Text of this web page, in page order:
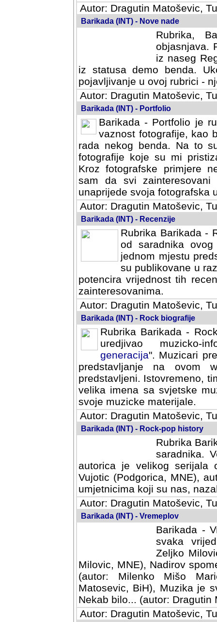
Autor: Dragutin Matoševic,
Barikada (INT) - Nove nade
Rubrika,
objasnjava.
iz naseg
iz statusa demo benda.
pojavljivanje u ovoj rubrici -
Autor: Dragutin Matoševic,
Barikada (INT) - Portfolio
Barikada - Portfolio je
vaznost fotografije, kao
rada nekog benda. Na to
fotografije koje su mi
fotografske primjere
svi zainteresovani
svoja fotografska umijeca.
Autor: Dragutin Matoševic,
Barikada (INT) - Recenzije
Rubrika Barikada -
od saradnika
jednom mjestu
su publikovane u
potencira vrijednost tih
zainteresovanima.
Autor: Dragutin Matoševic,
Barikada (INT) - Rock biografije
Rubrika Barikada -
uredjivao muzicko-
Muzicari predstavljeni u
na ovom web portalu
Istovremeno, tim nacinom
sa svjetske muzicke scene
materijale.
Autor: Dragutin Matoševic,
Barikada (INT) - Rock-pop history
Rubrika
saradnika.
autorica je velikog serijala
Vujotic (Podgorica, MNE),
umjetnicima koji su nas,
Autor: Dragutin Matoševic,
Barikada (INT) - Vremeplov
Barikada -
svaka
Milovic,
MNE), Nadirov spomenar
Milenko Mišo Maric, UK),
Muzika je svirala (autor:
(autor: Dragutin Matosevic,
Autor: Dragutin Matoševic,